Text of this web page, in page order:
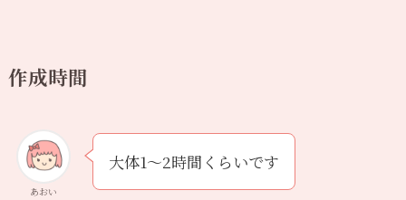
作成時間
あおい
大体1〜2時間くらいです